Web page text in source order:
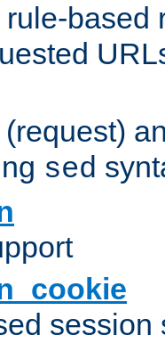
based
sed
session